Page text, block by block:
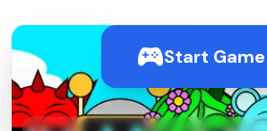
Start Game